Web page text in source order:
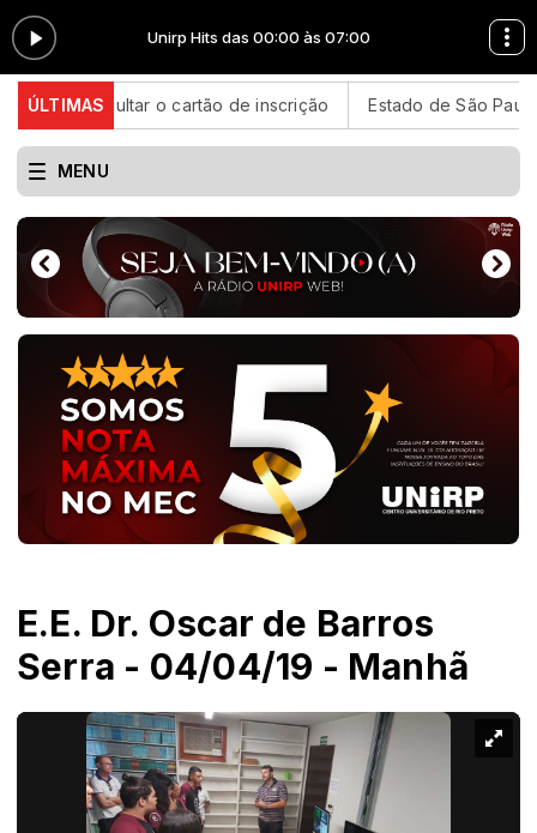
Unirp Hits das 00:00 às 07:00
ÚLTIMASo cartão de inscrição Estado de São Paulo
MENU
E.E. Dr. Oscar de Barros
Serra - 04/04/19 - Manhã